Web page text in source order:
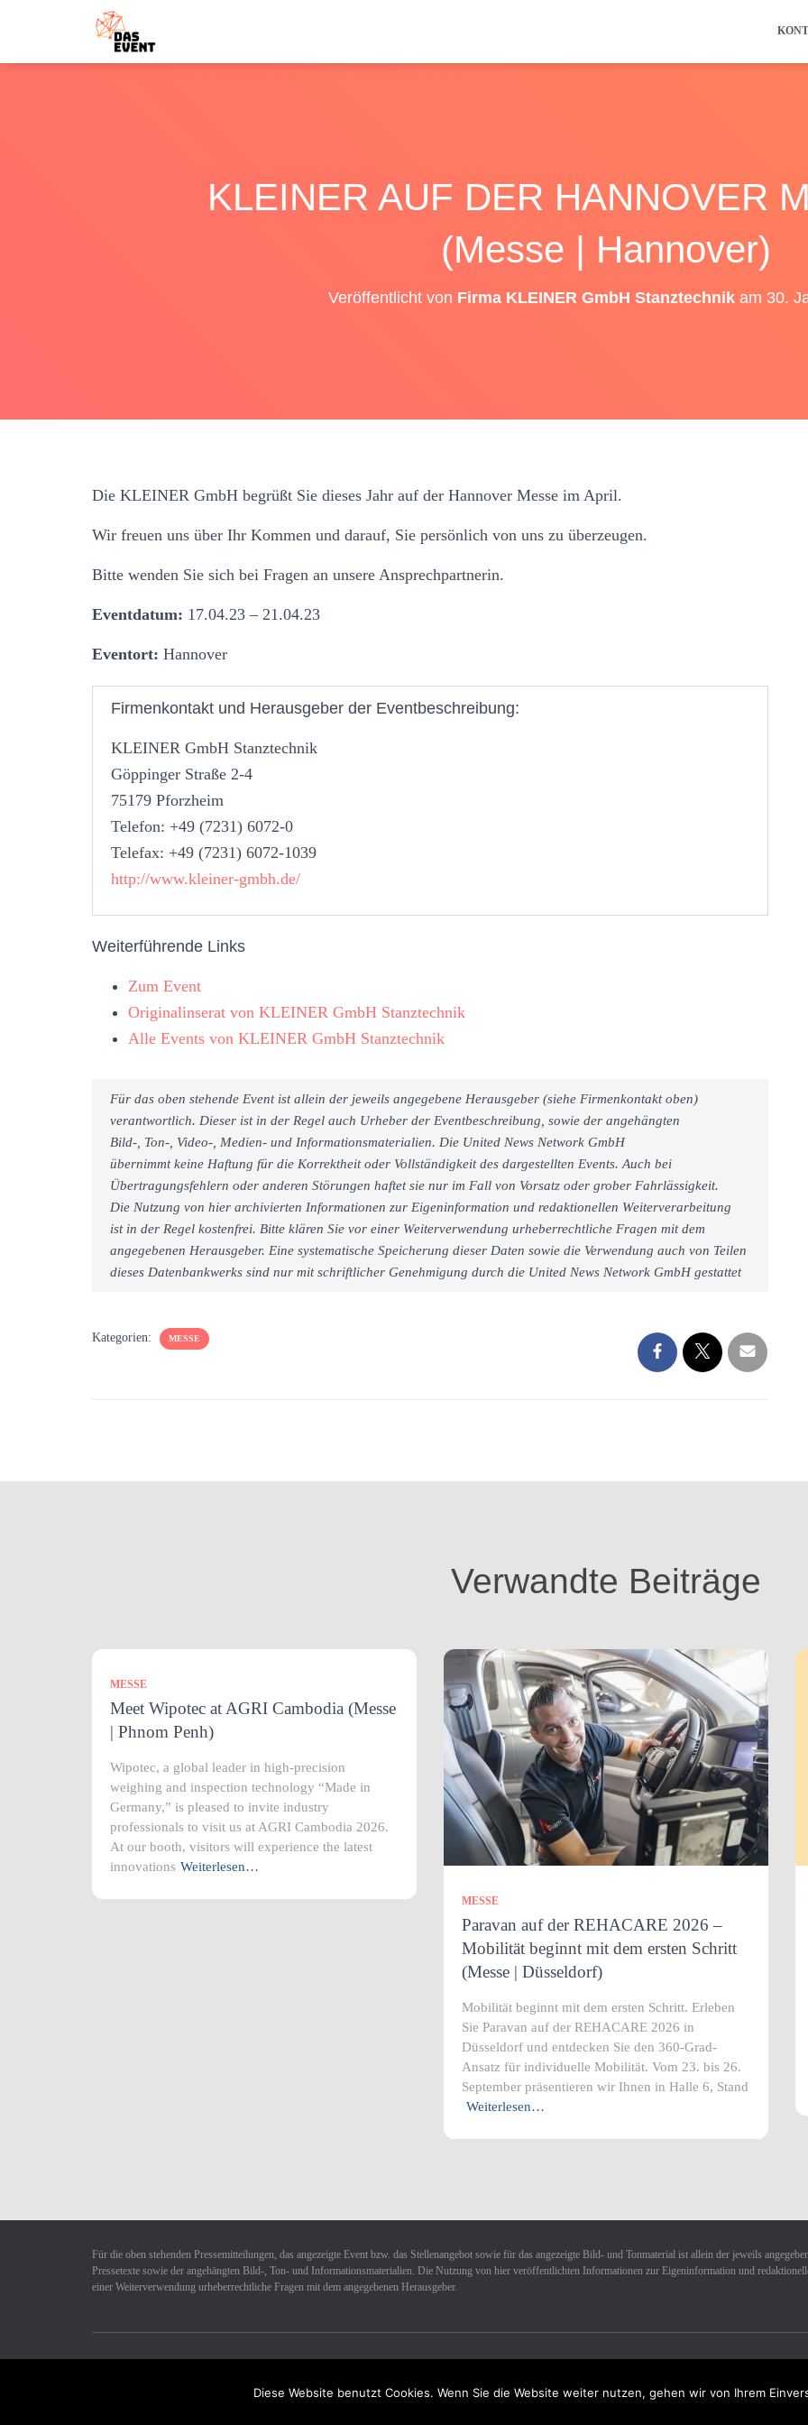
KLEINER AUF DER HANNOVER
(Messe | Hannover)
Veröffentlicht von Firma KLEINER GmbH Stanztechnik am 30.
Die KLEINER GmbH begrüßt Sie dieses Jahr auf der Hannover Messe im April.
Wir freuen uns über Ihr Kommen und darauf, Sie persönlich von uns zu überzeugen.
Bitte wenden Sie sich bei Fragen an unsere Ansprechpartnerin.
Eventdatum: 17.04.23 – 21.04.23
Eventort: Hannover
Firmenkontakt und Herausgeber der Eventbeschreibung:
KLEINER GmbH Stanztechnik
Göppinger Straße 2-4
75179 Pforzheim
Telefon: +49 (7231) 6072-0
Telefax: +49 (7231) 6072-1039
http://www.kleiner-gmbh.de/
Weiterführende Links
Zum Event
Originalinserat von KLEINER GmbH Stanztechnik
Alle Events von KLEINER GmbH Stanztechnik
Für das oben stehende Event ist allein der jeweils angegebene Herausgeber (siehe Firmenkontakt oben)
verantwortlich. Dieser ist in der Regel auch Urheber der Eventbeschreibung, sowie der angehängten
Bild-, Ton-, Video-, Medien- und Informationsmaterialien. Die United News Network GmbH
übernimmt keine Haftung für die Korrektheit oder Vollständigkeit des dargestellten Events. Auch bei
Übertragungsfehlern oder anderen Störungen haftet sie nur im Fall von Vorsatz oder grober Fahrlässigkeit.
Die Nutzung von hier archivierten Informationen zur Eigeninformation und redaktionellen Weiterverarbeitung
ist in der Regel kostenfrei. Bitte klären Sie vor einer Weiterverwendung urheberrechtliche Fragen mit dem
angegebenen Herausgeber. Eine systematische Speicherung dieser Daten sowie die Verwendung auch von Teilen
dieses Datenbankwerks sind nur mit schriftlicher Genehmigung durch die United News Network GmbH gestattet
Kategorien: MESSE
Verwandte Beiträge
MESSE
Meet Wipotec at AGRI Cambodia (Messe
| Phnom Penh)
Wipotec, a global leader in high-precision
weighing and inspection technology “Made in
Germany,” is pleased to invite industry
professionals to visit us at AGRI Cambodia 2026.
At our booth, visitors will experience the latest
innovations Weiterlesen…
MESSE
Paravan auf der REHACARE 2026 –
Mobilität beginnt mit dem ersten Schritt
(Messe | Düsseldorf)
Mobilität beginnt mit dem ersten Schritt. Erleben
Sie Paravan auf der REHACARE 2026 in
Düsseldorf und entdecken Sie den 360-Grad-
Ansatz für individuelle Mobilität. Vom 23. bis 26.
September präsentieren wir Ihnen in Halle 6, Stand
Weiterlesen…
Für die oben stehenden Pressemitteilungen, das angezeigte Event bzw. das Stellenangebot sowie für das angezeigte Bild- und Tonmaterial ist allein der jeweils
Pressetexte sowie der angehängten Bild-, Ton- und Informationsmaterialien. Die Nutzung von hier veröffentlichten Informationen zur Eigeninformation und
einer Weiterverwendung urheberrechtliche Fragen mit dem angegebenen Herausgeber.
Diese Website benutzt Cookies. Wenn Sie die Website weiter nutzen, gehen wir von Ihrem